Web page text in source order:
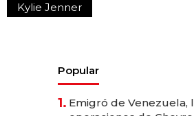
Kylie Jenner
Popular
1. Emigró de Venezuela,